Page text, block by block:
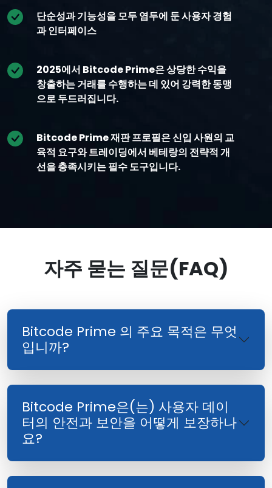
단순성과 기능성을 모두 염두에 둔 사용자 경험
과 인터페이스
2025에서 Bitcode Prime은 상당한 수익을
창출하는 거래를 수행하는 데 있어 강력한 동맹
으로 두드러집니다.
Bitcode Prime 재판 프로필은 신입 사원의 교
육적 요구와 트레이딩에서 베테랑의 전략적 개
선을 충족시키는 필수 도구입니다.
자주 묻는 질문(FAQ)
Bitcode Prime 의 주요 목적은 무엇
입니까?
Bitcode Prime은(는) 사용자 데이
터의 안전과 보안을 어떻게 보장하나
요?